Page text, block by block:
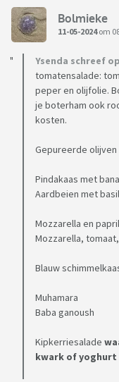
Bolmieke
11-05-2024om
Ysenda schreef
tomatensalade:
peper en olijfolie.
je boterham ook
kosten.
Gepureerde olijven
Pindakaas met
Aardbeien met
Mozzarella en
Mozzarella,
Blauw
Muhamara
Baba ganoush
Kipkerriesalade
kwark of yoghurt